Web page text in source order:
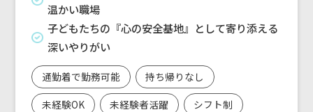
温かい職場
子どもたちの『心の安全基地』として寄り添える
深いやりがい
通勤着で勤務可能
持ち帰りなし
未経験OK
未経験者活躍
シフト制